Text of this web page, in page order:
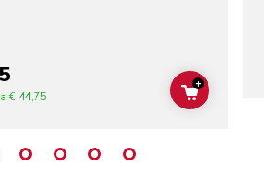
€ 44,75 ADD TO
+